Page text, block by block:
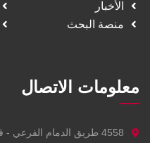
الأخبار
منصة البحث
معلومات الاتصال
4558 طريق الدمام الفرعي - قرطبة الرياض 6900 - 13244.